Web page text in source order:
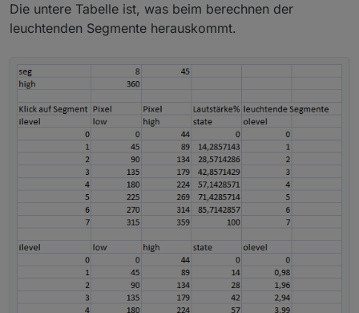
Die untere Tabelle ist, was beim berechnen der
leuchtenden Segmente herauskommt.